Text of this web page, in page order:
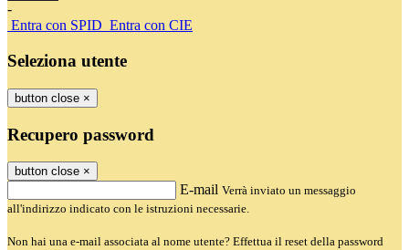
-
Entra con SPID Entra con CIE
Seleziona utente
button close ×
Recupero password
button close ×
E-mail Verrà inviato un messaggio
all'indirizzo indicato con le istruzioni necessarie.
Non hai una e-mail associata al nome utente? Effettua il reset della password